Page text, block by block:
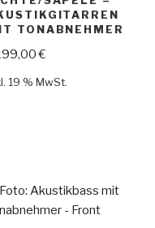
TONABNEHMER
€
19 % MwSt.